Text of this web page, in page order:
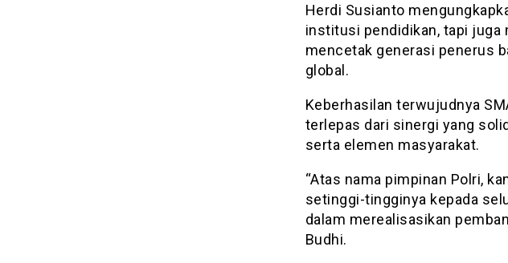
Herdi Susianto
institusi pendidikan, tapi juga
mencetak generasi penerus
global.
Keberhasilan terwujudnya
terlepas dari sinergi yang
serta elemen masyarakat.
“Atas nama pimpinan Polri,
setinggi-tingginya kepada
dalam merealisasikan
Budhi.